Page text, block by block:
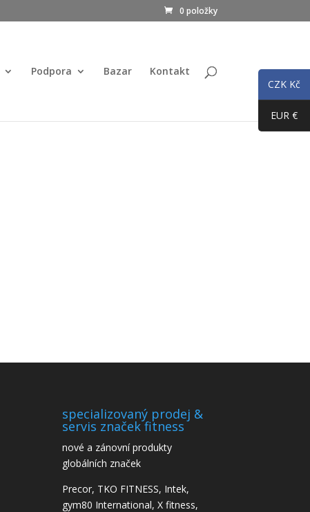
0 položky
Podpora Bazar Kontakt
specializovaný prodej &
servis značek fitness
nové a zánovní produkty
globálních značek
Precor, TKO FITNESS, Intek,
gym80 International, X fitness,
CZK Kč
EUR €